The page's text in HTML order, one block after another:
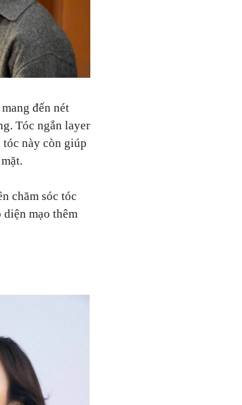
đến nét
Tóc ngắn layer
này còn giúp
chăm sóc tóc
diện mạo thêm